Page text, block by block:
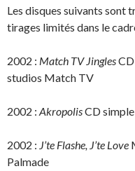
Les disques suivants sont
tirages limités dans le
2002 : Match TV Jingles
studios Match TV
2002 : AkropolisCD
2002 : J’te Flashe, J’te Love
Palmade